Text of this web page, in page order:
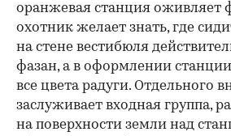
оранжевая станция оживляет
охотник желает знать, где
на стене вестибюля
фазан, а в оформлении
все цвета радуги. Отдельного
заслуживает входная группа,
на поверхности земли над